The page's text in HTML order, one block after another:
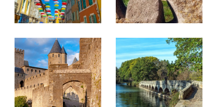
une publication internationale, des outils
innovants et performants offrent une visibilité